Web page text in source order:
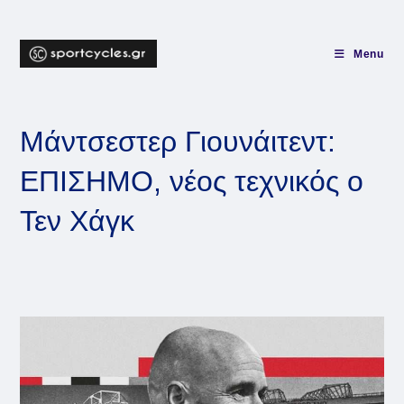
content
Menu
Μάντσεστερ Γιουνάιτεντ:
ΕΠΙΣΗΜΟ, νέος τεχνικός ο
Τεν Χάγκ